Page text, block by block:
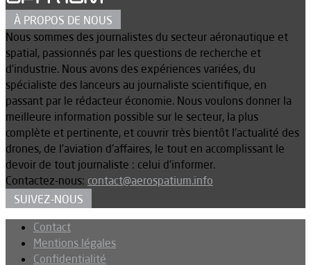
À PROPOS DE NOUS
Nous sommes des journalistes du secteur aéronautique et
spatial, passionnés par les questions de recherche et
d’industrie. Nous avons des expériences variées, du
spécialiste des lanceurs au journaliste scientifique, en
passant par le rédacteur économie. Nous voulons donner la
meilleure information possible sur le secteur, la plus
complète et pertinente, et couvrir très bientôt l’actualité des
drones, de l’aviation d’affaires, le tout en accomplissant le
devoir de tout journaliste : celui d’informer.
Contactez-nous: contact@aerospatium.info
SUIVEZ-NOUS
Contact
Mentions légales
Confidentialité